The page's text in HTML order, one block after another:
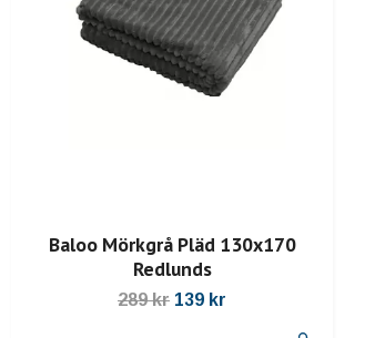
Baloo Mörkgrå Pläd 130x170
Redlunds
289 kr 139 kr